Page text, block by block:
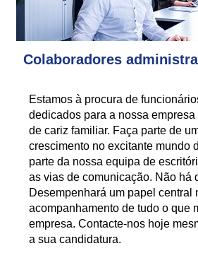
Colaboradores
Estamos à procura de
dedicados para a nossa
de cariz familiar. Faça parte de
crescimento no excitante mundo
parte da nossa equipa de
as vias de comunicação. Não há
Desempenhará um papel central
acompanhamento de tudo o que
empresa. Contacte-nos hoje
a sua candidatura.